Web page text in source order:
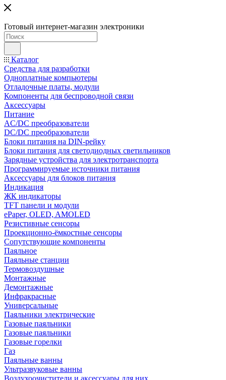
Готовый интернет-магазин электроники
Каталог
Средства для разработки
Одноплатные компьютеры
Отладочные платы, модули
Компоненты для беспроводной связи
Аксессуары
Питание
AC/DC преобразователи
DC/DC преобразователи
Блоки питания на DIN-рейку
Блоки питания для светодиодных светильников
Зарядные устройства для электротранспорта
Программируемые источники питания
Аксессуары для блоков питания
Индикация
ЖК индикаторы
TFT панели и модули
ePaper, OLED, AMOLED
Резистивные сенсоры
Проекционно-ёмкостные сенсоры
Сопутствующие компоненты
Паяльное
Паяльные станции
Термовоздушные
Монтажные
Демонтажные
Инфракрасные
Универсальные
Паяльники электрические
Газовые паяльники
Газовые паяльники
Газовые горелки
Газ
Паяльные ванны
Ультразвуковые ванны
Воздухоочистители и аксессуары для них